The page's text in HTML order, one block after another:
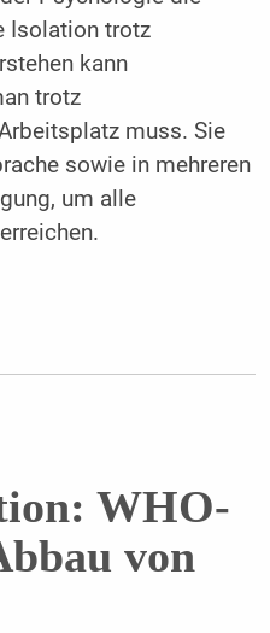
Isolation trotz
kann
trotz
muss. Sie
sowie in mehreren
um alle
WHO-
von